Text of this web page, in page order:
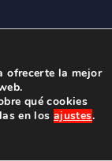
©2026.
1, SALINAS
ofrecerte la mejor
qué cookies
en los ajustes.